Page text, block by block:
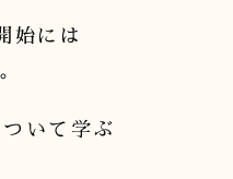
始には
いて学ぶ